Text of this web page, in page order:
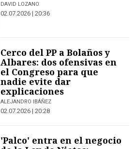
DAVID LOZANO
02.07.2026 | 20:36
Cerco del PP a Bolaños y
Albares: dos ofensivas en
el Congreso para que
nadie evite dar
explicaciones
ALEJANDRO IBÁÑEZ
02.07.2026 | 20:28
'Palco' entra en el negocio